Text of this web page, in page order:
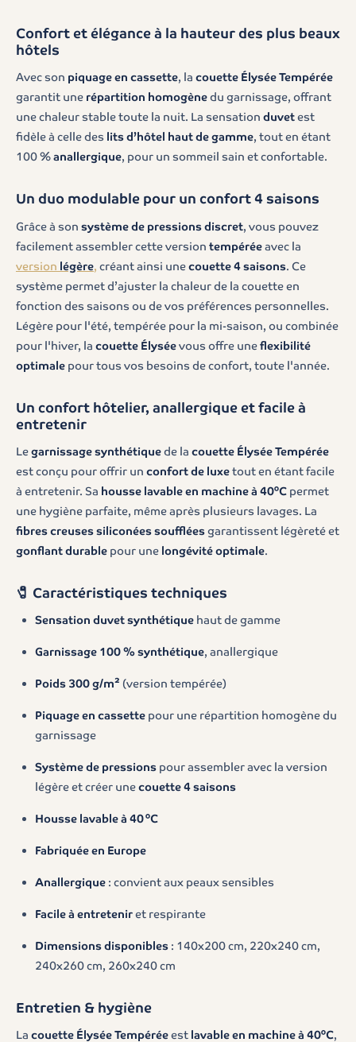
Confort et élégance à la hauteur des plus beaux
hôtels
Avec son piquage en cassette, la couette Élysée Tempérée
garantit une répartition homogènedu garnissage, offrant
une chaleur stable toute la nuit. La sensation duvetest
fidèle à celle des lits d’hôtel haut de gamme, tout en étant
100 %anallergique, pour un sommeil sain et confortable.
Un duo modulable pour un confort 4 saisons
Grâce à son système de pressions discret, vous pouvez
facilement assembler cette version tempéréeavec la
version légère, créant ainsi unecouette 4 saisons. Ce
système permet d’ajuster la chaleur de la couette en
fonction des saisons ou de vos préférences personnelles.
Légère pour l'été, tempérée pour la mi-saison, ou combinée
pour l'hiver, la couette Élyséevous offre uneflexibilité
optimalepour tous vos besoins de confort, toute l'année.
Un confort hôtelier, anallergique et facile à
entretenir
Legarnissage synthétiquede la couette Élysée Tempérée
est conçu pour offrir un confort de luxetout en étant facile
à entretenir. Sa housse lavable en machine à 40°Cpermet
une hygiène parfaite, même après plusieurs lavages. La
fibres creuses siliconées souffléesgarantissent légèreté et
gonflant durablepour une longévité optimale.
🧷 Caractéristiques techniques
Sensation duvet synthétiquehaut de gamme
Garnissage 100 % synthétique, anallergique
Poids 300 g/m² (version tempérée)
Piquage en cassettepour une répartition homogène du
garnissage
Système de pressionspour assembler avec la version
légère et créer unecouette 4 saisons
Housse lavable à 40 °C
Fabriquée en Europe
Anallergique: convient aux peaux sensibles
Facile à entreteniret respirante
Dimensions disponibles: 140x200 cm, 220x240 cm,
240x260 cm, 260x240 cm
Entretien & hygiène
La couette Élysée Tempéréeest lavable en machine à 40°C,